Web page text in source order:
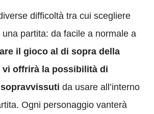
difficoltà tra cui scegliere
partita: da facile a normale a
il gioco al di sopra della
offrirà la possibilità di
da usare all’interno
Ogni personaggio vanterà